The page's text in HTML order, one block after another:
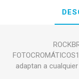
adaptan a